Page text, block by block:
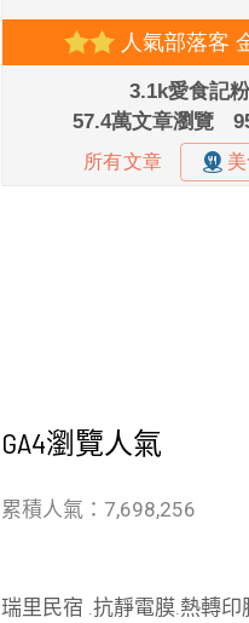
GA4瀏覽人氣
累積人氣：7,698,256
瑞里民宿 .抗靜電膜.熱轉印